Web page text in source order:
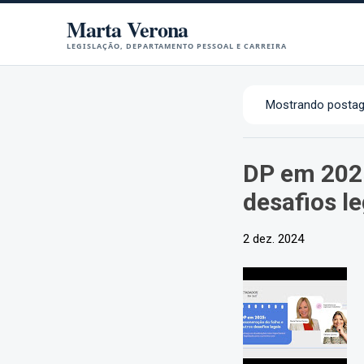
Marta Verona
LEGISLAÇÃO, DEPARTAMENTO PESSOAL E CARREIRA
o
t
a
g
e
s
Mostrando
DP em
desafios
2 dez. 2024